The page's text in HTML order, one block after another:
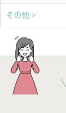
その他 >